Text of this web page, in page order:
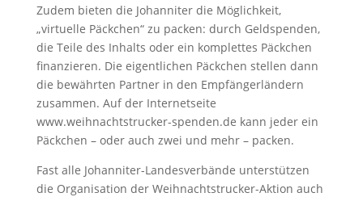
Zudem bieten die Johanniter die Möglichkeit,
„virtuelle Päckchen“ zu packen: durch Geldspenden,
die Teile des Inhalts oder ein komplettes Päckchen
finanzieren. Die eigentlichen Päckchen stellen dann
die bewährten Partner in den Empfängerländern
zusammen. Auf der Internetseite
www.weihnachtstrucker-spenden.de kann jeder ein
Päckchen – oder auch zwei und mehr – packen.
Fast alle Johanniter-Landesverbände unterstützen
die Organisation der Weihnachtstrucker-Aktion auch